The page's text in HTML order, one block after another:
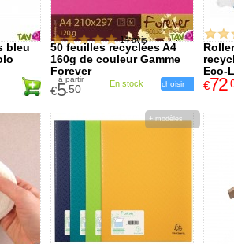
bleu
50 feuilles recyclées A4
160g de couleur Gamme
Forever
à partir
€5.50 En stock choisir
14 avis
Eco-
€72
+ modèles